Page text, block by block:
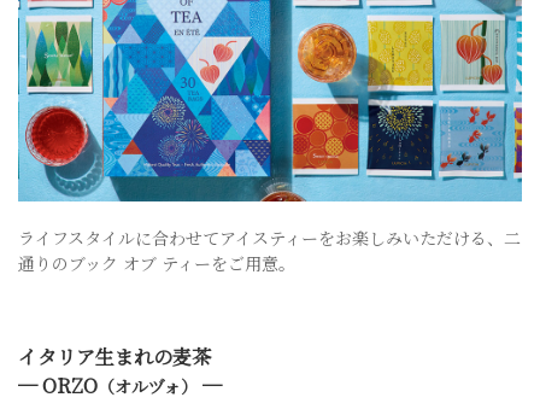
ライフスタイルに合わせてアイスティーをお楽しみいただける、二
通りのブック オブ ティーをご用意。
イタリア生まれの麦茶
─ ORZO （オルヅォ） ─